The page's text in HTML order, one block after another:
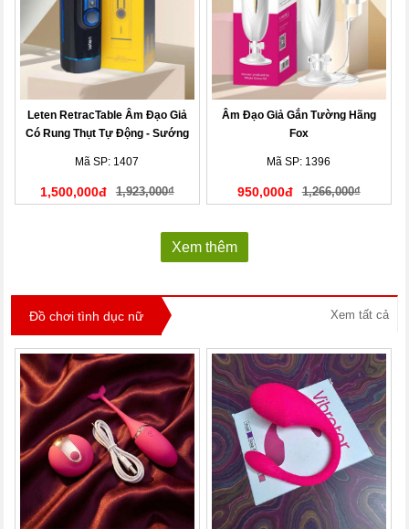
Leten RetracTable Âm Đạo Giả
Có Rung Thụt Tự Động - Sướng
Mã SP: 1407
1,500,000đ 1,923,000₫
Âm Đạo Giả Gắn Tường Hãng
Fox
Mã SP: 1396
950,000đ 1,266,000₫
Xem thêm
Đồ chơi tình dục nữ Xem tất cả